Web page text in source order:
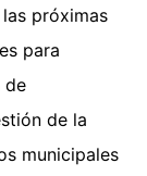
próximas
para
de
de la
municipales